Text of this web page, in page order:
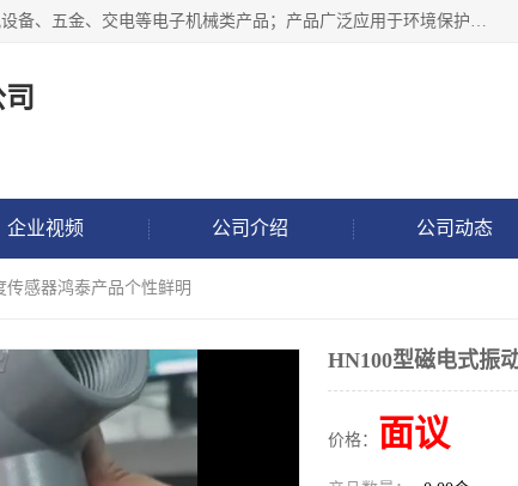
北京鸿泰顺达科技有限公司主要经营电子产品、机械设备、通讯设备、五金、交电等电子机械类产品；产品广泛应用于环境保护、石油化工、电力电子、冶金建筑、煤炭、农业、卫生防疫、教育科研等行业。并成功的与各地环境监测站、污水处理厂、卷烟厂、电厂、高校、科学院所、卫生防疫部门、煤矿、石化厂等用户建立了密切的合作关系。
企业视频 公司介绍 公司动态
传感器鸿泰产品个性鲜明
HN100型磁电式振
价格： 面议